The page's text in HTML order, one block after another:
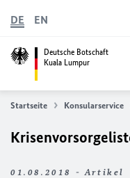
Deutsche Botschaft
Kuala Lumpur
DE EN
Startseite Konsularservice
01.08.2018 - Artikel